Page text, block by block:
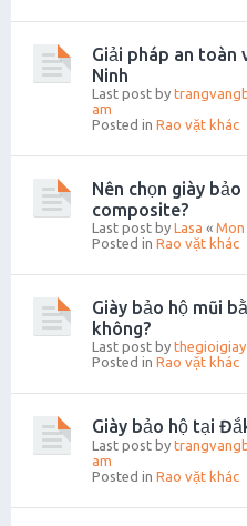
Giải pháp an toàn
Ninh
Last post by
am
Posted in Rao vặt khác
Nên chọn giày
composite?
Last post by Lasa « Mon
Posted in Rao vặt khác
Giày bảo hộ mũi
không?
Last post by thegioigiay
Posted in Rao vặt khác
Giày bảo hộ tại
Last post by
am
Posted in Rao vặt khác